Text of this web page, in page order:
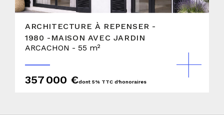
ARCHITECTURE À REPENSER -
1980 -MAISON AVEC JARDIN
ARCACHON - 55 m²
357 000 €dont 5% TTC d'honoraires